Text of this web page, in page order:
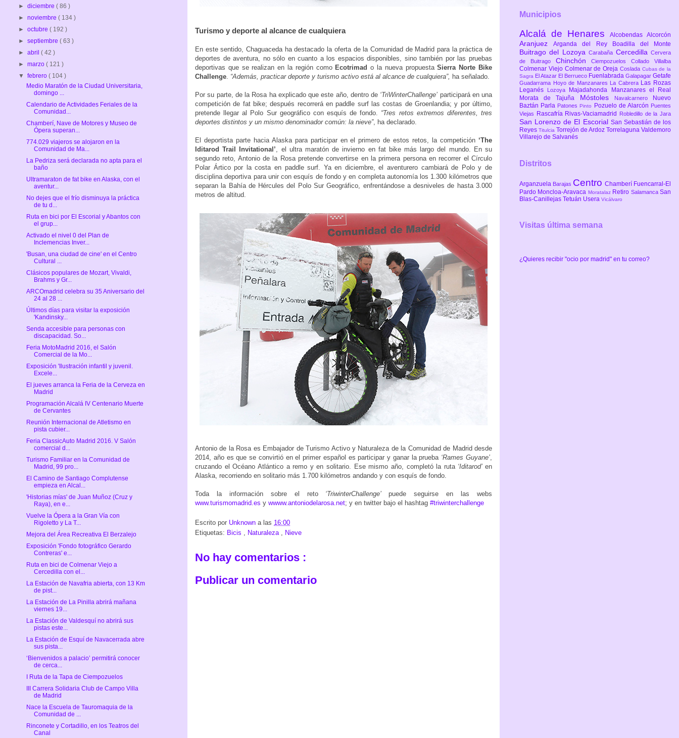
Turismo y deporte al alcance de cualquiera
En este sentido, Chaguaceda ha destacado la oferta de la Comunidad de Madrid para la práctica de
deportes de aventura, no sólo en cuanto a los espacios disponibles, sino también por las pruebas
deportivas que se realizan en la región como Ecotrimado la nueva propuestaSierra Norte Bike
Challenge. “Además, practicar deporte y turismo activo está al alcance de cualquiera”, ha señalado.
Por su parte, de la Rosa ha explicado que este año, dentro de ‘TriWinterChallenge’ participará en una
competición de fat bike; después recorrerá en paddle surf las costas de Groenlandia; y por último,
pretende llegar al Polo Sur geográfico con esquís de fondo. “Tres retos extremos diferentes, tres
deportes distintos y un mismo denominador común: la nieve”, ha declarado.
El deportista parte hacia Alaska para participar en el primero de estos retos, la competición ‘The
Iditarod Trail Invitational’, el ultra maratón de invierno en fat bike más largo del mundo. En su
segundo reto, Antonio de la Rosa pretende convertirse en la primera persona en recorrer el Círculo
Polar Ártico por la costa en paddle surf. Ya en diciembre, el aventurero cambiará de Polo y de
disciplina deportiva para unir con esquís de fondo y en completa autonomía los 1.300 kilómetros que
separan la Bahía de Hércules del Polo Sur Geográfico, enfrentándose a desniveles de hasta 3.000
metros de altitud.
Antonio de la Rosa es Embajador de Turismo Activo y Naturaleza de la Comunidad de Madrid desde
2014, año es que se convirtió en el primer español es participar y ganar la prueba ‘Rames Guyane’,
cruzando el Océano Atlántico a remo y en solitario. Ese mismo año, completó la ruta ‘Iditarod’ en
Alaska, recorriendo en solitario más 1.700 kilómetros andando y con esquís de fondo.
Toda la información sobre el reto ‘TriwinterChallenge’puede seguirse en las webs
www.turismomadrid.es y wwww.antoniodelarosa.net; y en twitter bajo el hashtag #triwinterchallenge
Escrito por Unknown a las 16:00
Etiquetas: Bicis Naturaleza Nieve
No hay comentarios :
Publicar un comentario
►diciembre( 86 )
►noviembre( 134 )
►octubre( 192 )
►septiembre( 63 )
►abril( 42 )
►marzo( 121 )
▼febrero( 104 )
Medio Maratón de la Ciudad Universitaria,
domingo ...
Calendario de Actividades Feriales de la
Comunidad...
Chamberí, Nave de Motores y Museo de
Ópera superan...
774.029 viajeros se alojaron en la
Comunidad de Ma...
La Pedriza será declarada no apta para el
baño
Ultramaraton de fat bike en Alaska, con el
aventur...
No dejes que el frío disminuya la práctica
de tu d...
Ruta en bici por El Escorial y Abantos con
el grup...
Activado el nivel 0 del Plan de
Inclemencias Inver...
'Busan, una ciudad de cine' en el Centro
Cultural ...
Clásicos populares de Mozart, Vivaldi,
Brahms y Gr...
ARCOmadrid celebra su 35 Aniversario del
24 al 28 ...
Últimos días para visitar la exposición
'Kandinsky...
Senda accesible para personas con
discapacidad. So...
Feria MotoMadrid 2016, el Salón
Comercial de la Mo...
Exposición 'Ilustración infantil y juvenil.
Excele...
El jueves arranca la Feria de la Cerveza en
Madrid
Programación Alcalá IV Centenario Muerte
de Cervantes
Reunión Internacional de Atletismo en
pista cubier...
Feria ClassicAuto Madrid 2016. V Salón
comercial d...
Turismo Familiar en la Comunidad de
Madrid, 99 pro...
El Camino de Santiago Complutense
empieza en Alcal...
'Historias mías' de Juan Muñoz (Cruz y
Raya), en e...
Vuelve la Ópera a la Gran Vía con
Rigoletto y La T...
Mejora del Área Recreativa El Berzalejo
Exposición 'Fondo fotográfico Gerardo
Contreras' e...
Ruta en bici de Colmenar Viejo a
Cercedilla con el...
La Estación de Navafria abierta, con 13 Km
de pist...
La Estación de La Pinilla abrirá mañana
viernes 19...
La Estación de Valdesquí no abrirá sus
pistas este...
La Estación de Esquí de Navacerrada abre
sus pista...
‘Bienvenidos a palacio’ permitirá conocer
de cerca...
I Ruta de la Tapa de Ciempozuelos
III Carrera Solidaria Club de Campo Villa
de Madrid
Nace la Escuela de Tauromaquia de la
Comunidad de ...
Rinconete y Cortadillo, en los Teatros del
Canal
Municipios
Alcalá de Henares Alcobendas Alcorcón
AranjuezArganda del Rey Boadilla del Monte
Buitrago del LozoyaCarabaña CercedillaCervera
de Buitrago ChinchónCiempozuelosCollado Villalba
Colmenar Viejo Colmenar de Oreja Coslada Cubas de la
Sagra El Atazar El Berrueco Fuenlabrada Galapagar Getafe
Guadarrama Hoyo de Manzanares La Cabrera Las Rozas
Leganés
Lozoya Majadahonda
Manzanares el Real
Morata de Tajuña Móstoles Navalcarnero
Nuevo
Baztán Parla PatonesPinto Pozuelo de Alarcón Puentes
Viejas
Rascafría Rivas-Vaciamadrid Robledillo de la Jara
San Lorenzo de El Escorial San Sebastián de los
Reyes Titulcia Torrejón de Ardoz Torrelaguna Valdemoro
Villarejo de Salvanés
Distritos
Arganzuela Barajas Centro Chamberí Fuencarral-El
Pardo Moncloa-Aravaca Moratalaz Retiro SalamancaSan
Blas-Canillejas Tetuán Usera Vicálvaro
Visitas última semana
¿Quieres recibir "ocio por madrid" en tu correo?